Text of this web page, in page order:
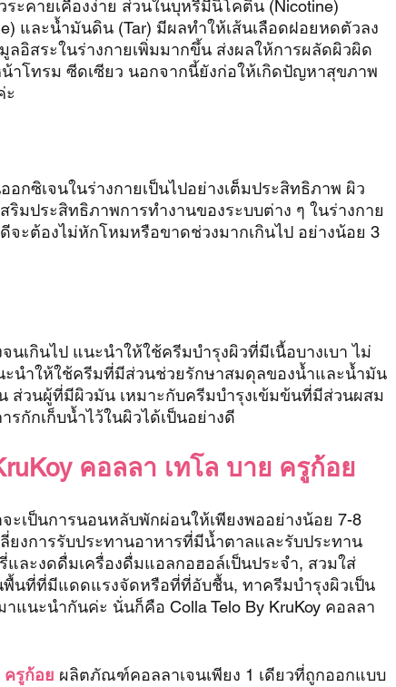
ะคายเคืองง่าย ส่วนในบุหรี่มีนิโคติน (Nicotine)
และน้ำมันดิน (Tar) มีผลทำให้เส้นเลือดฝอยหดตัวลง
ลอิสระในร่างกายเพิ่มมากขึ้น ส่งผลให้การผลัดผิวผิด
าโทรม ซีดเซียว นอกจากนี้ยังก่อให้เกิดปัญหาสุขภาพ
ะ
กซิเจนในร่างกายเป็นไปอย่างเต็มประสิทธิภาพ ผิว
มประสิทธิภาพการทำงานของระบบต่าง ๆ ในร่างกาย
ะต้องไม่หักโหมหรือขาดช่วงมากเกินไป อย่างน้อย 3
เกินไป แนะนำให้ใช้ครีมบำรุงผิวที่มีเนื้อบางเบา ไม่
นำให้ใช้ครีมที่มีส่วนช่วยรักษาสมดุลของน้ำและน้ำมัน
ส่วนผู้ที่มีผิวมัน เหมาะกับครีมบำรุงเข้มข้นที่มีส่วนผสม
กักเก็บน้ำไว้ในผิวได้เป็นอย่างดี
คอลลา เทโล บาย ครูก้อย
ะเป็นการนอนหลับพักผ่อนให้เพียงพออย่างน้อย 7-8
ยงการรับประทานอาหารที่มีน้ำตาลและรับประทาน
ละงดดื่มเครื่องดื่มแอลกอฮอล์เป็นประจำ, สวมใส่
นที่ที่มีแดดแรงจัดหรือที่ที่อับชื้น, ทาครีมบำรุงผิวเป็น
แนะนำกันค่ะ นั่นก็คือ Colla Telo By KruKoy คอลลา
ครูก้อย ผลิตภัณฑ์คอลลาเจนเพียง 1 เดียวที่ถูกออกแบบ